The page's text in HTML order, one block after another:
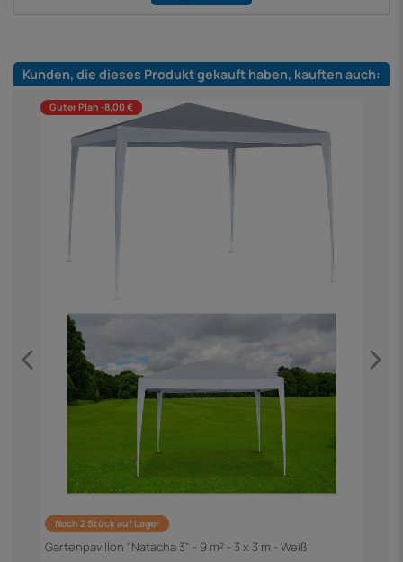
Kunden, die dieses Produkt gekauft haben, kauften auch:
Guter Plan -8,00 €
Noch 2 Stück auf Lager
Gartenpavillon "Natacha 3" - 9 m² - 3 x 3 m - Weiß